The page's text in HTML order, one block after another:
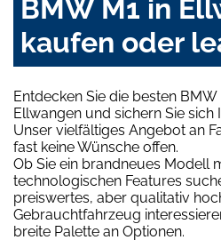
BMW M1 in
kaufen oder
Entdecken Sie die besten
Ellwangen und sichern Sie sich
Unser vielfältiges Angebot an
fast keine Wünsche offen.
Ob Sie ein brandneues Modell
technologischen Features
preiswertes, aber qualitativ
Gebrauchtfahrzeug
breite Palette an Optionen.